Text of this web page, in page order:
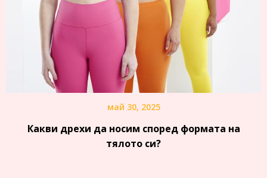
май 30, 2025
Какви дрехи да носим според формата на
тялото си?